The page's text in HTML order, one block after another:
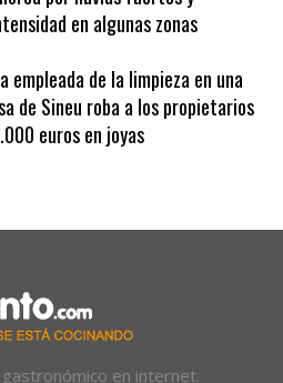
por lluvias fuertes y
en algunas zonas
empleada de la limpieza en una
de Sineu roba a los propietarios